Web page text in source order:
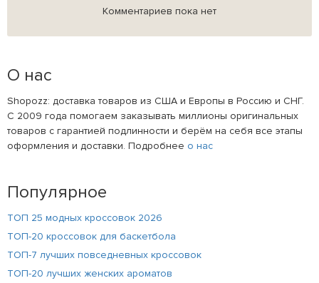
Комментариев пока нет
О нас
Shopozz: доставка товаров из США и Европы в Россию и СНГ.
С 2009 года помогаем заказывать миллионы оригинальных
товаров с гарантией подлинности и берём на себя все этапы
оформления и доставки. Подробнее о нас
Популярное
ТОП 25 модных кроссовок 2026
ТОП-20 кроссовок для баскетбола
ТОП-7 лучших повседневных кроссовок
ТОП-20 лучших женских ароматов